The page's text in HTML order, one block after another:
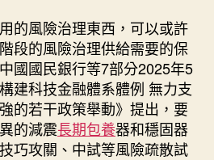
的風險治理東西，可以或許
段的風險治理供給需要的保
國國民銀行等7部分2025年5
建科技金融體系體例 無力支
的若干政策舉動》提出，要
的減震長期包養器和穩固器
巧攻關、中試等風險疏散試